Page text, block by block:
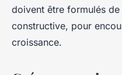
doivent être formulés
constructive, pour
croissance.